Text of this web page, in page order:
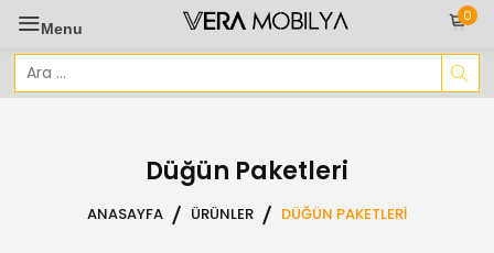
Skip
content
Menu
0
Arama
sonuçları:
Düğün Paketleri
ANASAYFA ÜRÜNLER DÜĞÜN PAKETLERI